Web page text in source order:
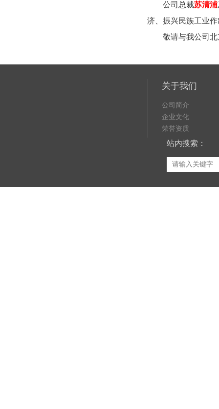
公司总裁苏清浦
济、振兴民族工业
敬请与我公司北
关于我们
公司简介
企业文化
荣誉资质
站内搜索：